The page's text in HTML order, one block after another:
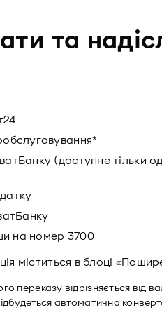
та
(доступне тільки
на номер 3700
міститься в блоці
переказу відрізняється від
автоматична